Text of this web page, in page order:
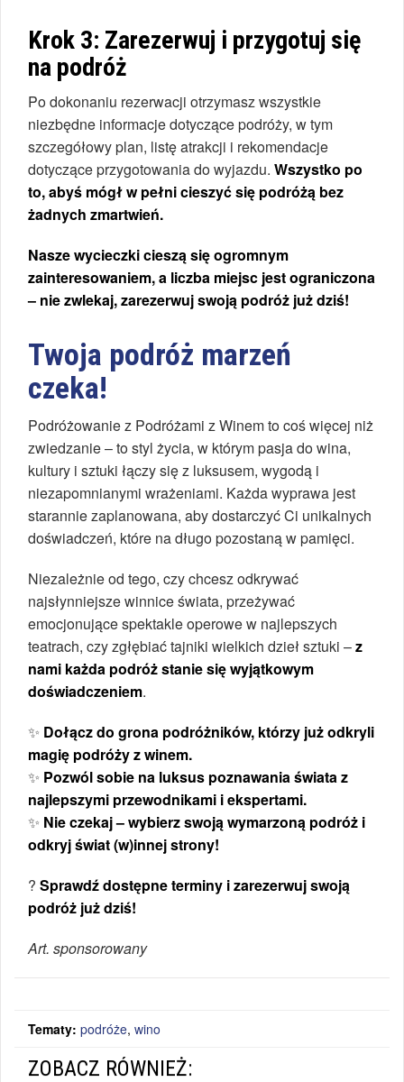
Krok 3: Zarezerwuj i przygotuj się
na podróż
Po dokonaniu rezerwacji otrzymasz wszystkie
niezbędne informacje dotyczące podróży, w tym
szczegółowy plan, listę atrakcji i rekomendacje
dotyczące przygotowania do wyjazdu. Wszystko po
to, abyś mógł w pełni cieszyć się podróżą bez
żadnych zmartwień.
Nasze wycieczki cieszą się ogromnym
zainteresowaniem, a liczba miejsc jest ograniczona
– nie zwlekaj, zarezerwuj swoją podróż już dziś!
Twoja podróż marzeń
czeka!
Podróżowanie z Podróżami z Winem to coś więcej niż
zwiedzanie – to styl życia, w którym pasja do wina,
kultury i sztuki łączy się z luksusem, wygodą i
niezapomnianymi wrażeniami. Każda wyprawa jest
starannie zaplanowana, aby dostarczyć Ci unikalnych
doświadczeń, które na długo pozostaną w pamięci.
Niezależnie od tego, czy chcesz odkrywać
najsłynniejsze winnice świata, przeżywać
emocjonujące spektakle operowe w najlepszych
teatrach, czy zgłębiać tajniki wielkich dzieł sztuki –z
nami każda podróż stanie się wyjątkowym
doświadczeniem.
✨ Dołącz do grona podróżników, którzy już odkryli
magię podróży z winem.
✨ Pozwól sobie na luksus poznawania świata z
najlepszymi przewodnikami i ekspertami.
✨ Nie czekaj – wybierz swoją wymarzoną podróż i
odkryj świat (w)innej strony!
? Sprawdź dostępne terminy i zarezerwuj swoją
podróż już dziś!
Art. sponsorowany
Tematy: podróże, wino
ZOBACZ RÓWNIEŻ: